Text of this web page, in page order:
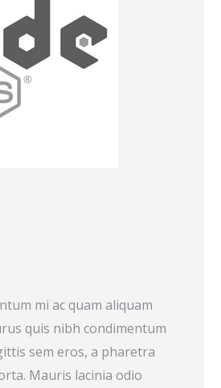
mi ac quam aliquam
quis nibh condimentum
sem eros, a pharetra
Mauris lacinia odio